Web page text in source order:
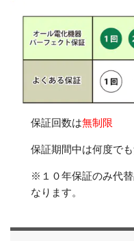
保証回数は無制限
保証期間中は何度で
※１０年保証のみ代
なります。